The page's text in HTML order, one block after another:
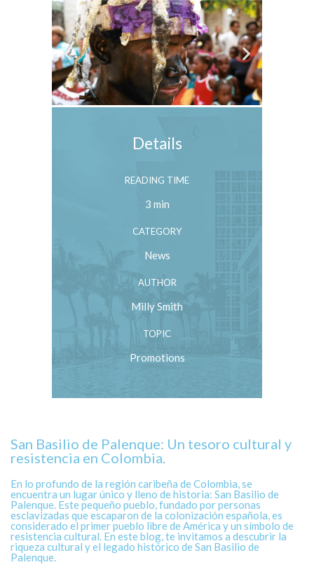
Details
READING TIME
3 min
CATEGORY
News
AUTHOR
Milly Smith
TOPIC
Promotions
San Basilio de Palenque: Un tesoro cultural y
resistencia en Colombia.
En lo profundo de la región caribeña de Colombia, se
encuentra un lugar único y lleno de historia: San Basilio de
Palenque. Este pequeño pueblo, fundado por personas
esclavizadas que escaparon de la colonización española, es
considerado el primer pueblo libre de América y un símbolo de
resistencia cultural. En este blog, te invitamos a descubrir la
riqueza cultural y el legado histórico de San Basilio de
Palenque.